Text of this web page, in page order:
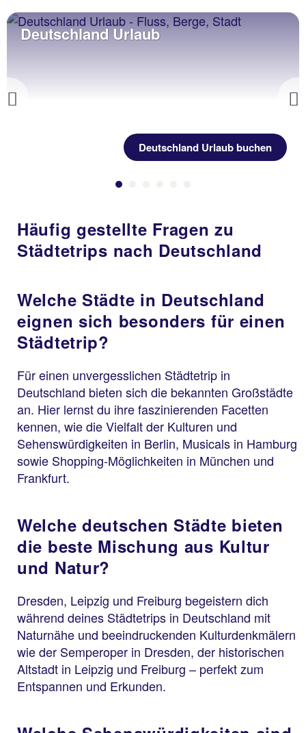
Previous
Deutschland Urlaub
Deutschland Urlaub buchen
Häufig gestellte Fragen zu
Städtetrips nach Deutschland
Welche Städte in Deutschland
eignen sich besonders für einen
Städtetrip?
Für einen unvergesslichen Städtetrip in
Deutschland bieten sich die bekannten Großstädte
an. Hier lernst du ihre faszinierenden Facetten
kennen, wie die Vielfalt der Kulturen und
Sehenswürdigkeiten in Berlin, Musicals in Hamburg
sowie Shopping-Möglichkeiten in München und
Frankfurt.
Welche deutschen Städte bieten
die beste Mischung aus Kultur
und Natur?
Dresden, Leipzig und Freiburg begeistern dich
während deines Städtetrips in Deutschland mit
Naturnähe und beeindruckenden Kulturdenkmälern
wie der Semperoper in Dresden, der historischen
Altstadt in Leipzig und Freiburg – perfekt zum
Entspannen und Erkunden.